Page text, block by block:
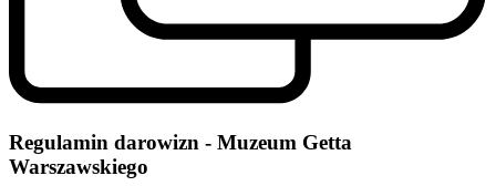
Regulamin darowizn - Muzeum Getta
Warszawskiego